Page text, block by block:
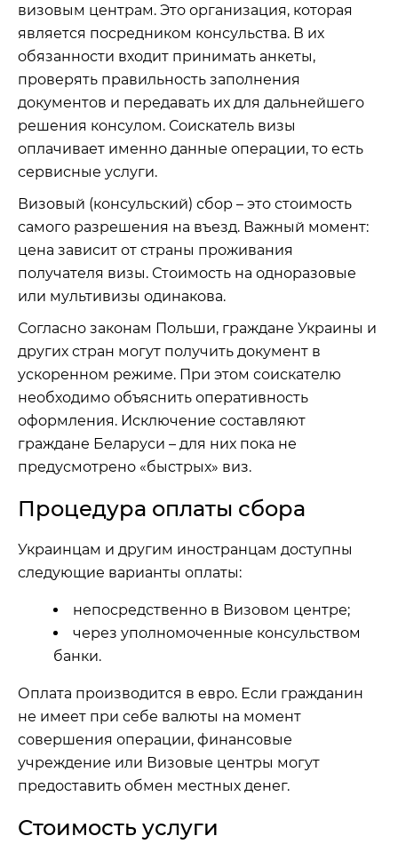
визовым центрам. Это организация, которая
является посредником консульства. В их
обязанности входит принимать анкеты,
проверять правильность заполнения
документов и передавать их для дальнейшего
решения консулом. Соискатель визы
оплачивает именно данные операции, то есть
сервисные услуги.
Визовый (консульский) сбор – это стоимость
самого разрешения на въезд. Важный момент:
цена зависит от страны проживания
получателя визы. Стоимость на одноразовые
или мультивизы одинакова.
Согласно законам Польши, граждане Украины и
других стран могут получить документ в
ускоренном режиме. При этом соискателю
необходимо объяснить оперативность
оформления. Исключение составляют
граждане Беларуси – для них пока не
предусмотрено «быстрых» виз.
Процедура оплаты сбора
Украинцам и другим иностранцам доступны
следующие варианты оплаты:
непосредственно в Визовом центре;
через уполномоченные консульством
банки.
Оплата производится в евро. Если гражданин
не имеет при себе валюты на момент
совершения операции, финансовые
учреждение или Визовые центры могут
предоставить обмен местных денег.
Стоимость услуги